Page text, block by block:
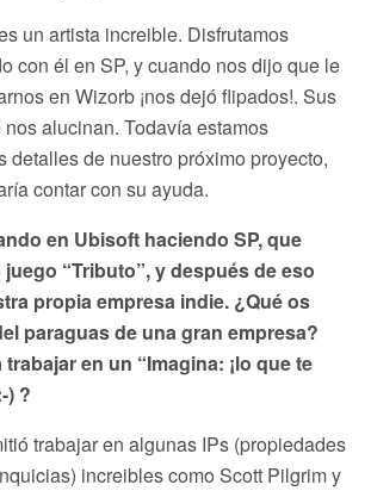
un artista increible. Disfrutamos
con él en SP, y cuando nos dijo que le
en Wizorb ¡nos dejó flipados!. Sus
alucinan. Todavía estamos
detalles de nuestro próximo proyecto,
contar con su ayuda.
en Ubisoft haciendo SP, que
“Tributo”, y después de eso
propia empresa indie. ¿Qué os
paraguas de una gran empresa?
en un “Imagina: ¡lo que te
) ?
trabajar en algunas IPs (propiedades
increibles como Scott Pilgrim y